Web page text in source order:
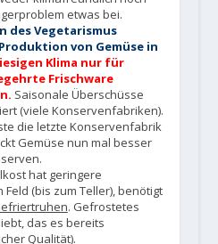
etwas bei.
des Vegetarismus
von Gemüse in
Klima nur für
Frischware
Saisonale Überschüsse
(viele Konservenfabriken).
die letzte Konservenfabrik
Gemüse nun mal besser
hat geringere
(bis zum Teller), benötigt
. Gefrostetes
das es bereits
Qualität).